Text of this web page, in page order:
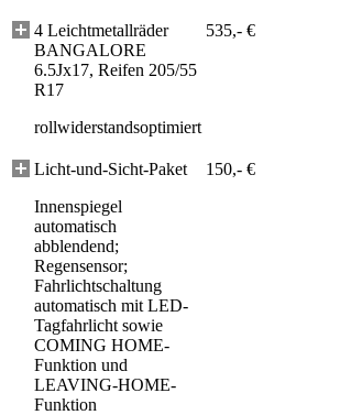
4 Leichtmetallräder
BANGALORE
6.5Jx17, Reifen 205/55
R17
rollwiderstandsoptimiert
535,- €
Licht-und-Sicht-Paket
Innenspiegel
automatisch
abblendend;
Regensensor;
Fahrlichtschaltung
automatisch mit LED-
Tagfahrlicht sowie
COMING HOME-
Funktion und
LEAVING-HOME-
Funktion
150,- €